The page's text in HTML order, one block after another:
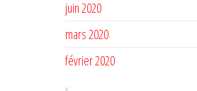
juin 2020
mars 2020
février 2020